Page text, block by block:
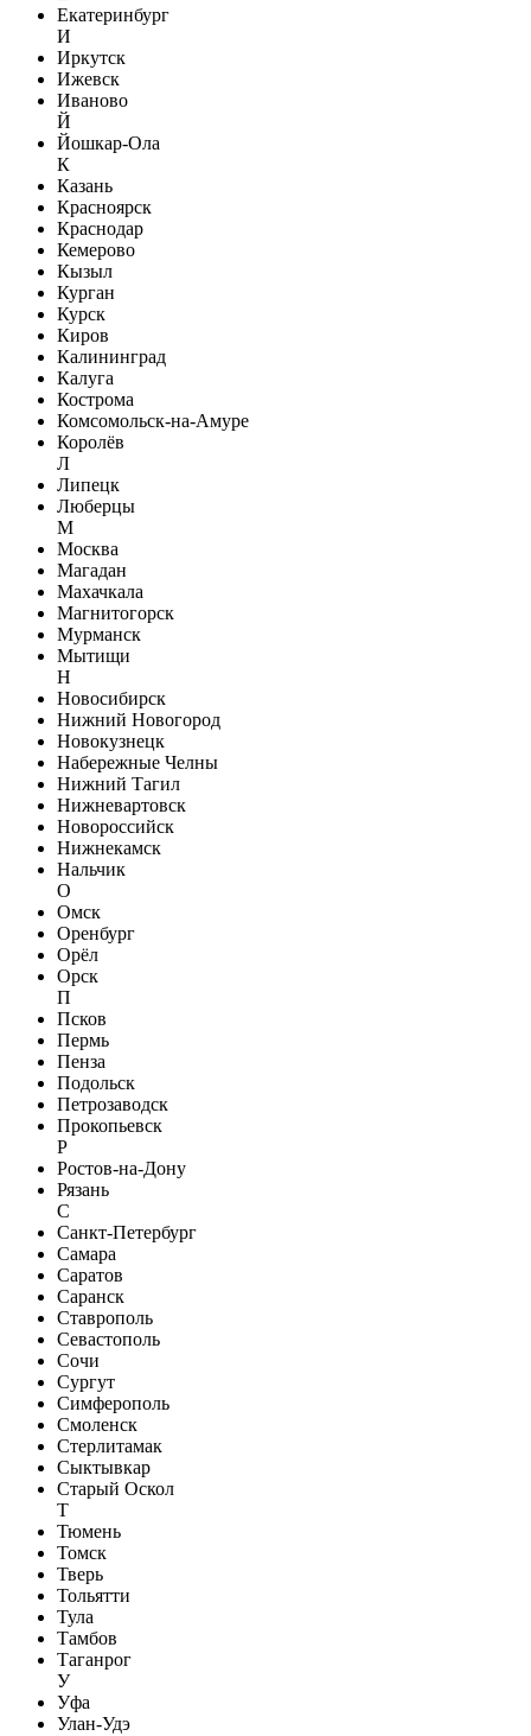
Екатеринбург
И
Иркутск
Ижевск
Иваново
Й
Йошкар-Ола
К
Казань
Красноярск
Краснодар
Кемерово
Кызыл
Курган
Курск
Киров
Калининград
Калуга
Кострома
Комсомольск-на-Амуре
Королёв
Л
Липецк
Люберцы
М
Москва
Магадан
Махачкала
Магнитогорск
Мурманск
Мытищи
Н
Новосибирск
Нижний Новогород
Новокузнецк
Набережные Челны
Нижний Тагил
Нижневартовск
Новороссийск
Нижнекамск
Нальчик
О
Омск
Оренбург
Орёл
Орск
П
Псков
Пермь
Пенза
Подольск
Петрозаводск
Прокопьевск
Р
Ростов-на-Дону
Рязань
С
Санкт-Петербург
Самара
Саратов
Саранск
Ставрополь
Севастополь
Сочи
Сургут
Симферополь
Смоленск
Стерлитамак
Сыктывкар
Старый Оскол
Т
Тюмень
Томск
Тверь
Тольятти
Тула
Тамбов
Таганрог
У
Уфа
Улан-Удэ